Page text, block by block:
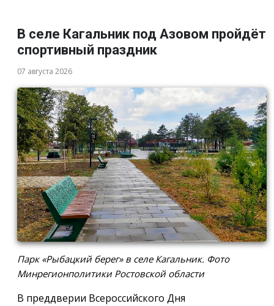
В селе Кагальник под Азовом пройдёт
спортивный праздник
07 августа 2026
Парк «Рыбацкий берег» в селе Кагальник. Фото
Минрегионполитики Ростовской области
В преддверии Всероссийского Дня